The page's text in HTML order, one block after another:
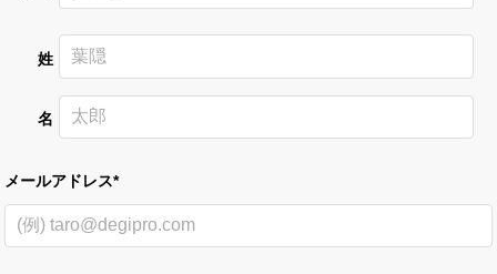
姓
名
メールアドレス*